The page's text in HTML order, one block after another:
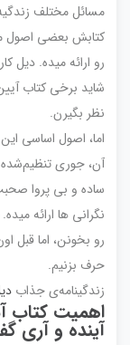
مسائل مختلف زندگیه
کتابش بعضی اصول
شاید برخی کتاب
نظر بگیرن.
اما، اصول اساسی
آن، جوری تنظیم‌شده
ساده و بی پروا
نگرانی ها ارائه
رو بخونن، اما قبل
حرف بزنیم.
زندگینامه‌ی جذاب
اهمیت کتاب
آینده و آری